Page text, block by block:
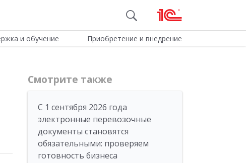
и обучение Приобретение и внедрение
Смотрите также
С 1 сентября 2026 года
электронные перевозочные
документы становятся
обязательными: проверяем
готовность бизнеса